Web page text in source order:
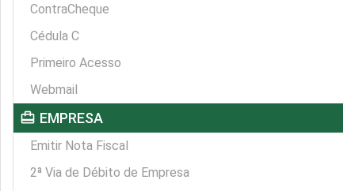
ContraCheque
Cédula C
Primeiro Acesso
Webmail
card_travel EMPRESA
Emitir Nota Fiscal
2ª Via de Débito de Empresa